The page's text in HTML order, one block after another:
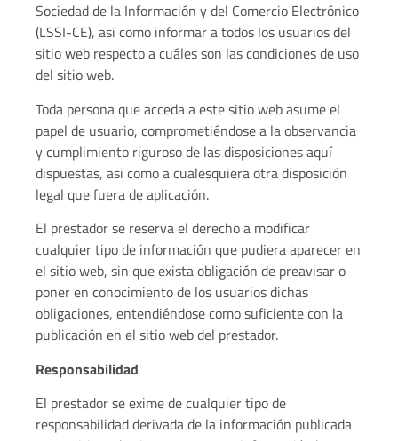
Sociedad de la Información y del Comercio Electrónico
(LSSI-CE), así como informar a todos los usuarios del
sitio web respecto a cuáles son las condiciones de uso
del sitio web.
Toda persona que acceda a este sitio web asume el
papel de usuario, comprometiéndose a la observancia
y cumplimiento riguroso de las disposiciones aquí
dispuestas, así como a cualesquiera otra disposición
legal que fuera de aplicación.
El prestador se reserva el derecho a modificar
cualquier tipo de información que pudiera aparecer en
el sitio web, sin que exista obligación de preavisar o
poner en conocimiento de los usuarios dichas
obligaciones, entendiéndose como suficiente con la
publicación en el sitio web del prestador.
Responsabilidad
El prestador se exime de cualquier tipo de
responsabilidad derivada de la información publicada